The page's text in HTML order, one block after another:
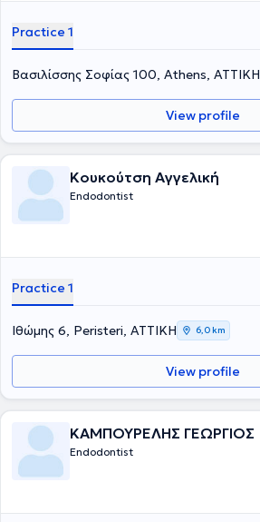
Practice 1
Βασιλίσσης Σοφίας 100, Athens, ΑΤΤΙΚΗ
View profile
Κουκούτση Αγγελική
Endodontist
Practice 1
Ιθώμης 6, Peristeri, ΑΤΤΙΚΗ 6,0 km
View profile
ΚΑΜΠΟΥΡΕΛΗΣ ΓΕΩΡΓΙΟΣ
Endodontist